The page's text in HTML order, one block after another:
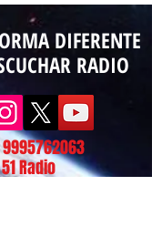
DIFERENTE
RADIO
9995762063
Radio